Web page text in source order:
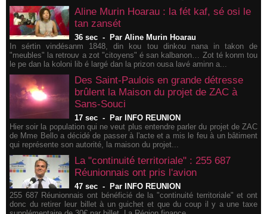
Aline Murin Hoarau : la fét kaf, sé osi le
tan zansét
36 sec-
Par Aline Murin Hoarau
In sértin vindésanm 1848, din kou tou dinkou nana in takon de
"meubles" la retrouv a zot "citoyens" é san kalbanon… Zot té konm tou
le pe dan la koloni lib é largé dan la prizon ousa lavé aminn a...
Des Saint-Paulois en grande détresse
brûlent la Maison du projet de ZAC à
Sans-Souci
17 sec-
Par INFO REUNION
Hier soir la population qui ne veut plus entendre parler du projet de ZAC
de Mme Bello a décidé de passer à l'acte et a mis le feu à un bâtiment
qui représente son autorité, la maison du projet...
La "continuité territoriale" : 255 687
Réunionnais ont pris l'avion
47 sec-
Par INFO REUNION
255 687 Réunionnais ont bénéficié de la "continuité territoriale" et ont
donc du retirer leur billet à un guichet et que du coup il y a une taxe